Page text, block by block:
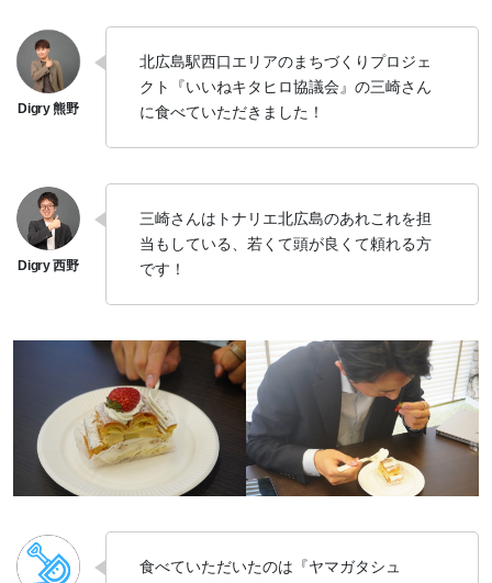
北広島駅西口エリアのまちづくりプロジェ
クト『いいねキタヒロ協議会』の三崎さん
に食べていただきました！
三崎さんはトナリエ北広島のあれこれを担
当もしている、若くて頭が良くて頼れる方
です！
食べていただいたのは『ヤマガタシュ